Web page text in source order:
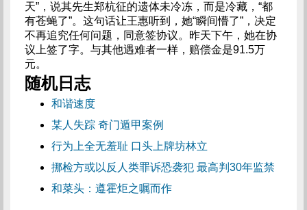
天”，说其先生郑杭征的遗体未冷冻，而是冷藏，“都
有苍蝇了”。这句话让王惠听到，她“瞬间懵了”，决定
不再追究任何问题，同意签协议。昨天下午，她在协
议上签了字。与其他遇难者一样，赔偿金是91.5万
元。
随机日志
和谐速度
某人失踪 奇门遁甲案例
行为上全无羞耻 口头上牌坊林立
挪检方或以反人类罪诉恐袭犯 最高判30年监禁
和菜头：遵霍炬之嘱而作